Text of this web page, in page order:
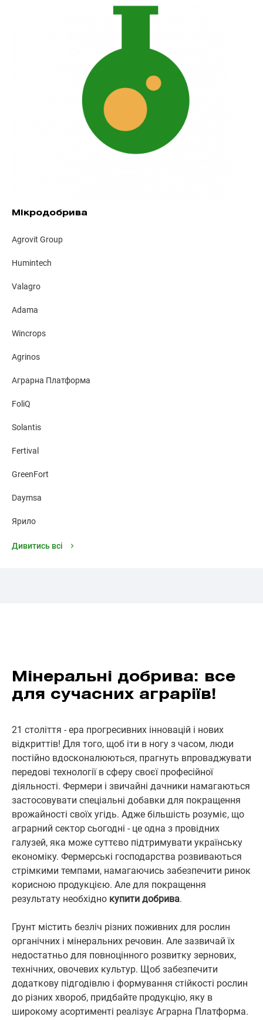
Мікродобрива
Agrovit Group
Humintech
Valagro
Adama
Wincrops
Agrinos
Аграрна Платформа
FoliQ
Solantis
Fertival
GreenFort
Daymsa
Ярило
Дивитись всі
Мінеральні добрива: все
для сучасних аграріїв!
21 століття - ера прогресивних інновацій і нових
відкриттів! Для того, щоб іти в ногу з часом, люди
постійно вдосконалюються, прагнуть впроваджувати
передові технології в сферу своєї професійної
діяльності. Фермери і звичайні дачники намагаються
застосовувати спеціальні добавки для покращення
врожайності своїх угідь. Адже більшість розуміє, що
аграрний сектор сьогодні - це одна з провідних
галузей, яка може суттєво підтримувати українську
економіку. Фермерські господарства розвиваються
стрімкими темпами, намагаючись забезпечити ринок
корисною продукцією. Але для покращення
результату необхідно купити добрива.
Грунт містить безліч різних поживних для рослин
органічних і мінеральних речовин. Але зазвичай їх
недостатньо для повноцінного розвитку зернових,
технічних, овочевих культур. Щоб забезпечити
додаткову підгодівлю і формування стійкості рослин
до різних хвороб, придбайте продукцію, яку в
широкому асортименті реалізує Аграрна Платформа.